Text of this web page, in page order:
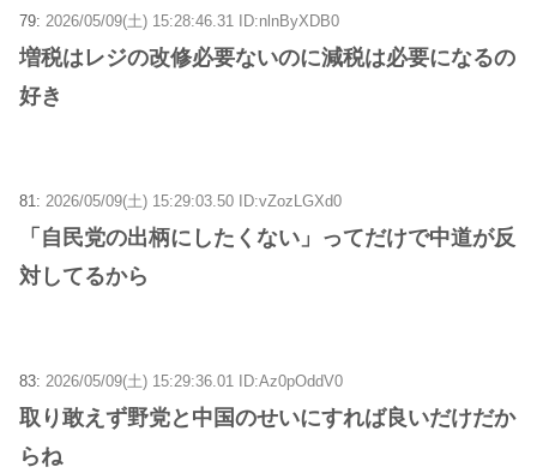
79: 2026/05/09(土) 15:28:46.31 ID:nlnByXDB0
増税はレジの改修必要ないのに減税は必要になるの
好き
81: 2026/05/09(土) 15:29:03.50 ID:vZozLGXd0
「自民党の出柄にしたくない」ってだけで中道が反
対してるから
83: 2026/05/09(土) 15:29:36.01 ID:Az0pOddV0
取り敢えず野党と中国のせいにすれば良いだけだか
らね